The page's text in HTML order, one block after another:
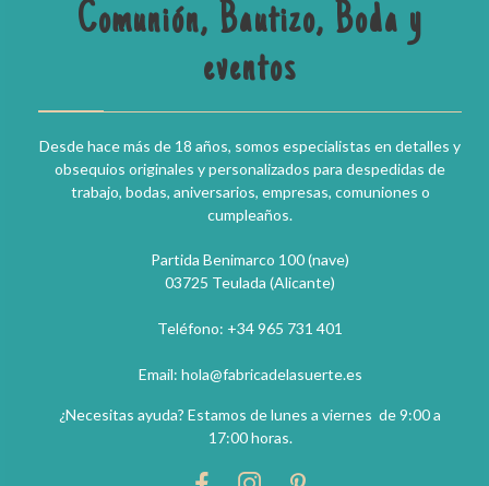
Comunión, Bautizo, Boda y
eventos
Desde hace más de 18 años, somos especialistas en detalles y
obsequios originales y personalizados para despedidas de
trabajo, bodas, aniversarios, empresas, comuniones o
cumpleaños.
Partida Benimarco 100 (nave)
03725 Teulada (Alicante)
Teléfono: +34 965 731 401
Email: hola@fabricadelasuerte.es
¿Necesitas ayuda? Estamos de lunes a viernes de 9:00 a
17:00 horas.